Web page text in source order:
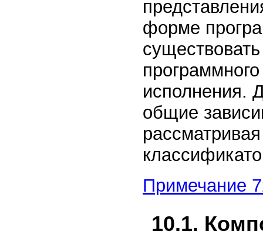
форме
исполнения.
общие
Примечание
10.1.